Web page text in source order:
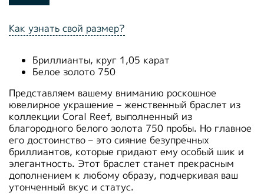
Как узнать свой размер?
Бриллианты, круг 1,05 карат
Белое золото 750
Представляем вашему вниманию роскошное
ювелирное украшение – женственный браслет из
коллекции Coral Reef, выполненный из
благородного белого золота 750 пробы. Но главное
его достоинство – это сияние безупречных
бриллиантов, которые придают ему особый шик и
элегантность. Этот браслет станет прекрасным
дополнением к любому образу, подчеркивая ваш
утонченный вкус и статус.